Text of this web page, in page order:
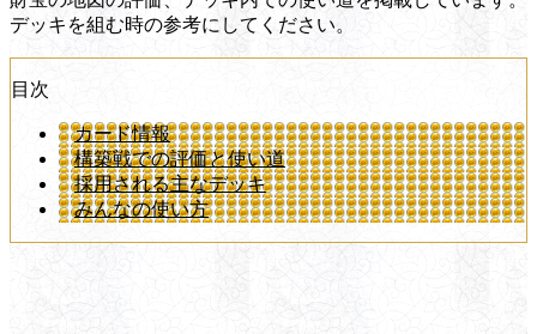
デッキを組む時の参考にしてください。
目次
カード情報
構築戦での評価と使い道
採用される主なデッキ
みんなの使い方